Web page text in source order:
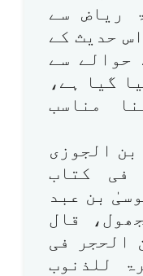
ریاض سے
حدیث کے
حوالے سے
گیا ہے،
مناسب
الجوزی
فی کتاب
بن عبد
قال
الحجر فی
للذنوب